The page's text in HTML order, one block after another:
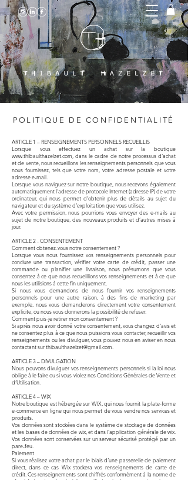
POLITIQUE DE CONFIDENTIALITÉ
ARTICLE 1 – RENSEIGNEMENTS PERSONNELS RECUEILLIS
Lorsque vous effectuez un achat sur la boutique
www.thibaulthazelzet.com , dans le cadre de notre processus d’achat
et de vente, nous recueillons les renseignements personnels que vous
nous fournissez, tels que votre nom, votre adresse postale et votre
adresse e-mail.
Lorsque vous naviguez sur notre boutique, nous recevons également
automatiquement l’adresse de protocole Internet (adresse IP) de votre
ordinateur, qui nous permet d’obtenir plus de détails au sujet du
navigateur et du système d’exploitation que vous utilisez.
Avec votre permission, nous pourrions vous envoyer des e-mails au
sujet de notre boutique, des nouveaux produits et d’autres mises à
jour.
ARTICLE 2 - CONSENTEMENT
Comment obtenez-vous notre consentement ?
Lorsque vous nous fournissez vos renseignements personnels pour
conclure une transaction, vérifier votre carte de crédit, passer une
commande ou planifier une livraison, nous présumons que vous
consentez à ce que nous recueillions vos renseignements et à ce que
nous les utilisions à cette fin uniquement.
Si nous vous demandons de nous fournir vos renseignements
personnels pour une autre raison, à des fins de marketing par
exemple, nous vous demanderons directement votre consentement
explicite, ou nous vous donnerons la possibilité de refuser.
Comment puis-je retirer mon consentement ?
Si après nous avoir donné votre consentement, vous changez d’avis et
ne consentez plus à ce que nous puissions vous contacter, recueillir vos
renseignements ou les divulguer, vous pouvez nous en aviser en nous
contactant surthibaulthazelzet@gmail.com
ARTICLE 3 – DIVULGATION
Nous pouvons divulguer vos renseignements personnels si la loi nous
oblige à le faire ou si vous violez nos Conditions Générales de Vente et
d’Utilisation.
ARTICLE 4 – WIX
Notre boutique est hébergée sur WIX, qui nous fournit la plate-forme
e-commerce en ligne qui nous permet de vous vendre nos services et
produits.
Vos données sont stockées dans le système de stockage de données
et les bases de données de wix, et dans l’application générale de wix.
Vos données sont conservées sur un serveur sécurisé protégé par un
pare-feu.
Paiement
Si vous réalisez votre achat par le biais d’une passerelle de paiement
direct, dans ce cas Wix stockera vos renseignements de carte de
crédit. Ces renseignements sont chiffrés conformément à la norme de